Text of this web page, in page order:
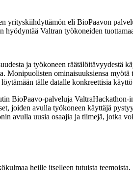
yrityskiihdyttämön eli BioPaavon
Valtran työkoneiden
ja työkoneen räätälöitävyydestä
ominaisuuksiensa
tälle datalle konkreettisia
BioPaavo-palveluja
joiden avulla työkoneen käyttäjä
avulla uusia osaajia ja tiimejä, jotka
heille itselleen tutuista teemoista.